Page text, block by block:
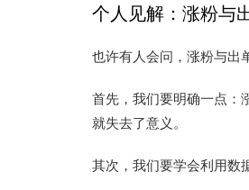
个人见解：涨粉与
也许有人会问，涨粉与出
首先，我们要明确一点：
就失去了意义。
其次，我们要学会利用数